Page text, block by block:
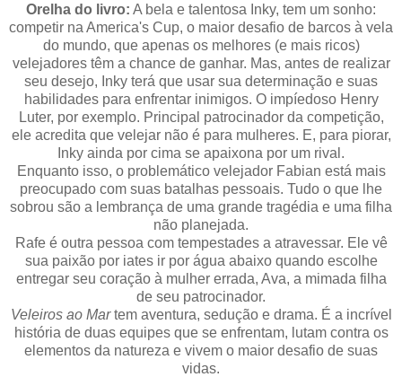
Orelha do livro: A bela e talentosa Inky, tem um sonho:
competir na America's Cup, o maior desafio de barcos à vela
do mundo, que apenas os melhores (e mais ricos)
velejadores têm a chance de ganhar. Mas, antes de realizar
seu desejo, Inky terá que usar sua determinação e suas
habilidades para enfrentar inimigos. O impíedoso Henry
Luter, por exemplo. Principal patrocinador da competição,
ele acredita que velejar não é para mulheres. E, para piorar,
Inky ainda por cima se apaixona por um rival.
Enquanto isso, o problemático velejador Fabian está mais
preocupado com suas batalhas pessoais. Tudo o que lhe
sobrou são a lembrança de uma grande tragédia e uma filha
não planejada.
Rafe é outra pessoa com tempestades a atravessar. Ele vê
sua paixão por iates ir por água abaixo quando escolhe
entregar seu coração à mulher errada, Ava, a mimada filha
de seu patrocinador.
Veleiros ao Martem aventura, sedução e drama. É a incrível
história de duas equipes que se enfrentam, lutam contra os
elementos da natureza e vivem o maior desafio de suas
vidas.